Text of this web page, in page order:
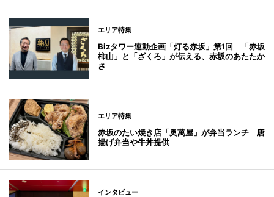
エリア特集
Bizタワー連動企画「灯る赤坂」第1回 「赤坂
柿山」と「ざくろ」が伝える、赤坂のあたたか
さ
エリア特集
赤坂のたい焼き店「奥萬屋」が弁当ランチ 唐
揚げ弁当や牛丼提供
インタビュー